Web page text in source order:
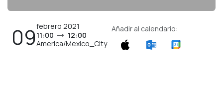
09febrero 2021
11:00
12:00
America/Mexico_City
Añadir al calendario: